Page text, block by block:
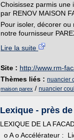
Choisissez parmis une
par RENOV MAISON
Pour isoler, décorer
notre fournisseur
Lire la suite
Site : http://www.rm-
Thèmes liés : nuancier
maison parex / nuancier
Lexique - près
LEXIQUE DE LA
o A o Accélérateur :